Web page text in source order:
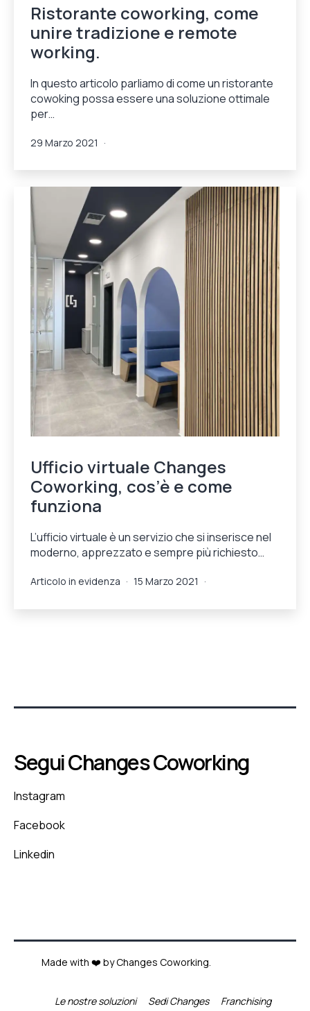
Ristorante coworking, come
unire tradizione e remote
working.
In questo articolo parliamo di come un ristorante
cowoking possa essere una soluzione ottimale
per…
Pubblicato
29 Marzo 2021
Changes
Ufficio virtuale Changes
Coworking, cos’è e come
funziona
L’ufficio virtuale è un servizio che si inserisce nel
moderno, apprezzato e sempre più richiesto…
Articolo in evidenza Pubblicato
15 Marzo 2021
Changes
Segui Changes Coworking
Instagram
Facebook
Linkedin
Made with ❤️ by Changes Coworking.
Le nostre soluzioni Sedi Changes Franchising